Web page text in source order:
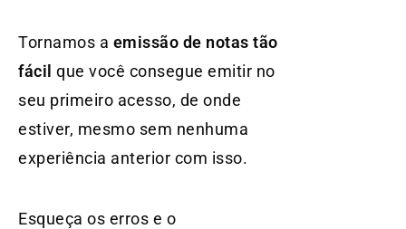
Tornamos a emissão de notas tão
fácil que você consegue emitir no
seu primeiro acesso, de onde
estiver, mesmo sem nenhuma
experiência anterior com isso.
Esqueça os erros e o